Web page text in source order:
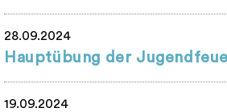
28.09.2024
Hauptübung der
19.09.2024